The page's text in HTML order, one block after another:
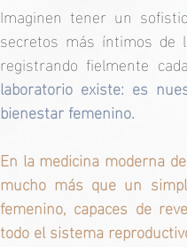
Imaginen tener un
secretos más íntimos de
registrando fielmente
laboratorio existe: es
bienestar femenino.
En la medicina moderna
mucho más que un
femenino, capaces de
todo el sistema